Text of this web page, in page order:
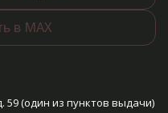
в MAX
59 (один из пунктов выдачи)